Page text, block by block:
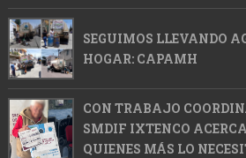
SEGUIMOS LLEVANDO
HOGAR: CAPAMH
CON TRABAJO
SMDIF IXTENCO
QUIENES MÁS LO